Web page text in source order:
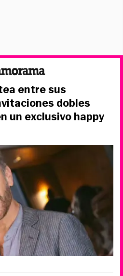
entre sus
dobles
un exclusivo happy